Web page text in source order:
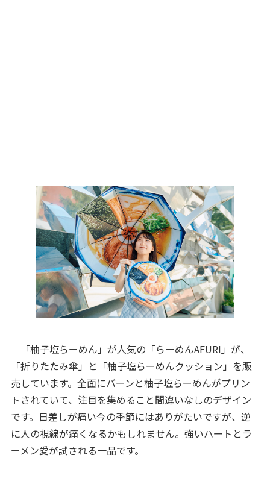
「柚子塩らーめん」が人気の「らーめんAFURI」が、
「折りたたみ傘」と「柚子塩らーめんクッション」を販
売しています。全面にバーンと柚子塩らーめんがプリン
トされていて、注目を集めること間違いなしのデザイン
です。日差しが痛い今の季節にはありがたいですが、逆
に人の視線が痛くなるかもしれません。強いハートとラ
ーメン愛が試される一品です。